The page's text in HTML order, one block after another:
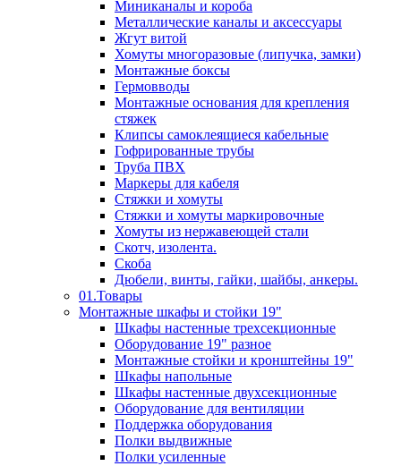
Миниканалы и короба
Металлические каналы и аксессуары
Жгут витой
Хомуты многоразовые (липучка, замки)
Монтажные боксы
Гермовводы
Монтажные основания для крепления
стяжек
Клипсы самоклеящиеся кабельные
Гофрированные трубы
Труба ПВХ
Маркеры для кабеля
Стяжки и хомуты
Стяжки и хомуты маркировочные
Хомуты из нержавеющей стали
Скотч, изолента.
Скоба
Дюбели, винты, гайки, шайбы, анкеры.
01.Товары
Монтажные шкафы и стойки 19"
Шкафы настенные трехсекционные
Оборудование 19" разное
Монтажные стойки и кронштейны 19"
Шкафы напольные
Шкафы настенные двухсекционные
Оборудование для вентиляции
Поддержка оборудования
Полки выдвижные
Полки усиленные